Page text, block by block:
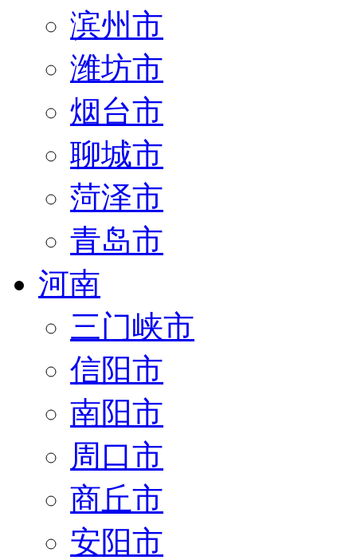
滨州市
潍坊市
烟台市
聊城市
菏泽市
青岛市
河南
三门峡市
信阳市
南阳市
周口市
商丘市
安阳市